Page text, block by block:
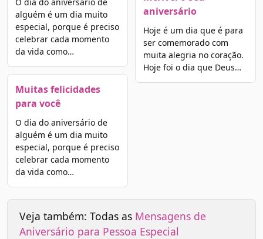
O dia do aniversário de
alguém é um dia muito
especial, porque é preciso
celebrar cada momento
da vida como…
Muitas felicidades
para você
O dia do aniversário de
alguém é um dia muito
especial, porque é preciso
celebrar cada momento
da vida como…
aniversário
Hoje é um dia que é para
ser comemorado com
muita alegria no coração.
Hoje foi o dia que Deus…
Veja também: Todas as Mensagens de
Aniversário para Pessoa Especial